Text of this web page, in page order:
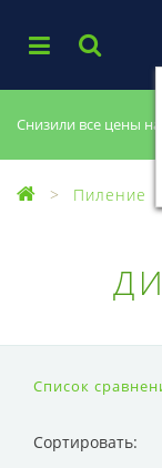
Снизили все цены на
Пиление
Список
Сортировать: